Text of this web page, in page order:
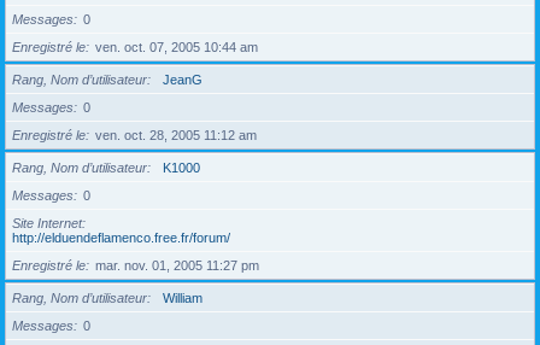
Messages
0
Enregistré le
ven. oct. 07, 2005 10:44 am
Rang, Nom d’utilisateur
JeanG
Messages
0
Enregistré le
ven. oct. 28, 2005 11:12 am
Rang, Nom d’utilisateur
K1000
Messages
0
Site Internet
http://elduendeflamenco.free.fr/forum/
Enregistré le
mar. nov. 01, 2005 11:27 pm
Rang, Nom d’utilisateur
William
Messages
0